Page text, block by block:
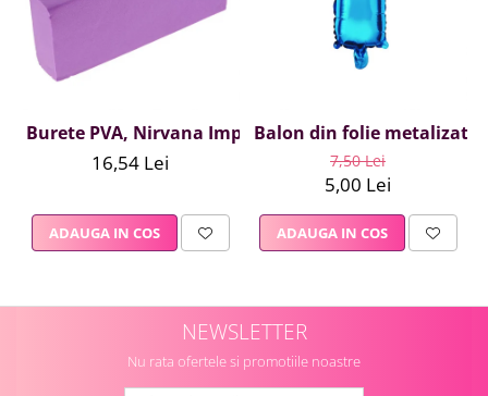
Burete PVA, Nirvana Impex, 1 buc, mov
16,54 Lei
ADAUGA IN COS
Balon din folie metalizata
7,50 Lei
5,00 Lei
ADAUGA IN COS
NEWSLETTER
Nu rata ofertele si promotiile noastre